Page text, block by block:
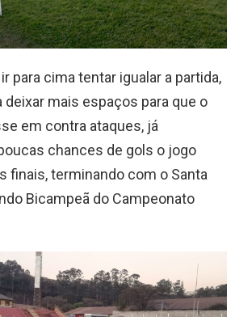
para cima tentar igualar a partida,
mais espaços para que o
em contra ataques, já
chances de gols o jogo
finais, terminando com o Santa
Bicampeã do Campeonato